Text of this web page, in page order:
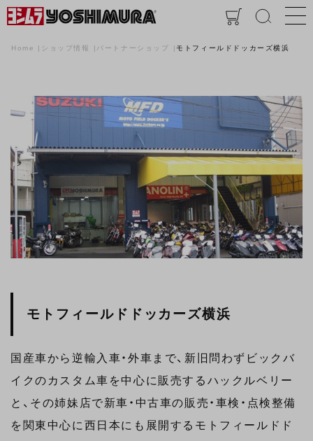
Home ショップ情報 パートナーショップ モトフィールドドッカーズ横浜
モトフィールドドッカーズ横浜
国産車から逆輸入車・外車まで、新旧問わずビックバ
イクのカスタム車を中心に販売するハックルベリー
と、その姉妹店で新車・中古車の販売・車検・点検整備
を関東中心に西日本にも展開するモトフィールドド